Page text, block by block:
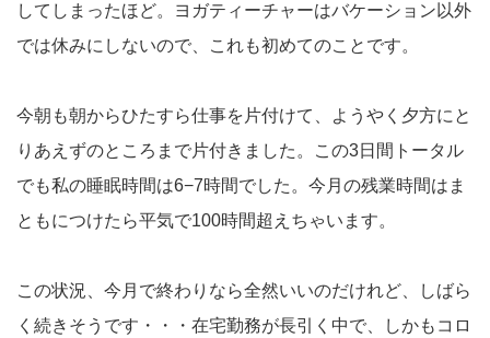
してしまったほど。ヨガティーチャーはバケーション以外
では休みにしないので、これも初めてのことです。
今朝も朝からひたすら仕事を片付けて、ようやく夕方にと
りあえずのところまで片付きました。この3日間トータル
でも私の睡眠時間は6−7時間でした。今月の残業時間はま
ともにつけたら平気で100時間超えちゃいます。
この状況、今月で終わりなら全然いいのだけれど、しばら
く続きそうです・・・在宅勤務が長引く中で、しかもコロ